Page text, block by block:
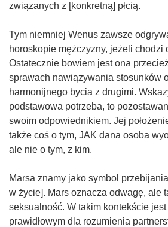
związanych z [konkretną] płcią.
Tym niemniej Wenus zawsze
horoskopie mężczyzny, jeżeli chodzi
Ostatecznie bowiem jest ona
sprawach nawiązywania stosunków
harmonijnego bycia z drugimi.
podstawowa potrzeba, to
swoim odpowiednikiem. Jej
także coś o tym, JAK dana osoba
ale nie o tym, z kim.
Marsa znamy jako symbol
w życie]. Mars oznacza odwagę, ale
seksualność. W takim kontekście
prawidłowym dla rozumienia